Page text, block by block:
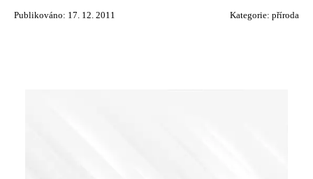
Publikováno: 17. 12. 2011 Kategorie: příroda